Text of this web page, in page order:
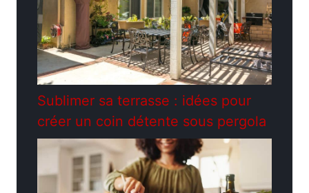
Sublimer sa terrasse : idées pour
créer un coin détente sous pergola